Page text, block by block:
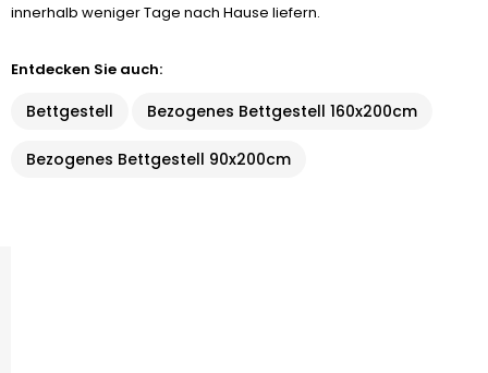
innerhalb weniger Tage nach Hause liefern.
Entdecken Sie auch:
Bettgestell Bezogenes Bettgestell 160x200cm
Bezogenes Bettgestell 90x200cm